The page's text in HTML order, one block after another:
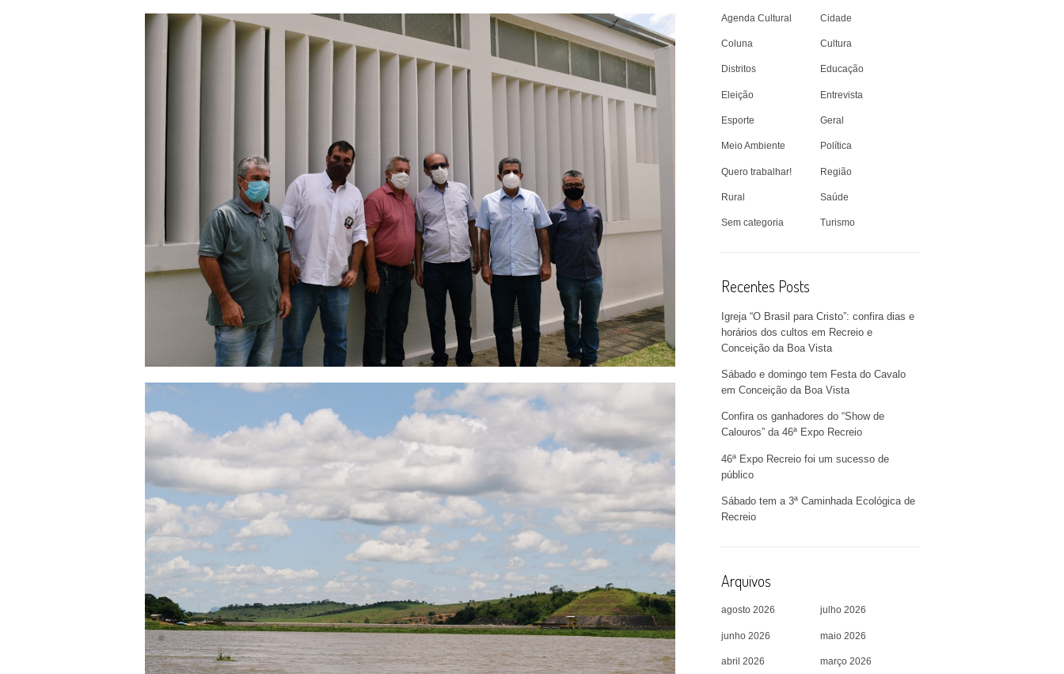
Agenda Cultural Cidade
Coluna Cultura
Distritos Educação
Eleição Entrevista
Esporte Geral
Meio Ambiente Política
Quero trabalhar! Região
Rural Saúde
Sem categoria Turismo
Recentes Posts
Igreja “O Brasil para Cristo”: confira dias e
horários dos cultos em Recreio e
Conceição da Boa Vista
Sábado e domingo tem Festa do Cavalo
em Conceição da Boa Vista
Confira os ganhadores do “Show de
Calouros” da 46ª Expo Recreio
46ª Expo Recreio foi um sucesso de
público
Sábado tem a 3ª Caminhada Ecológica de
Recreio
Arquivos
agosto 2026 julho 2026
junho 2026 maio 2026
abril 2026 março 2026